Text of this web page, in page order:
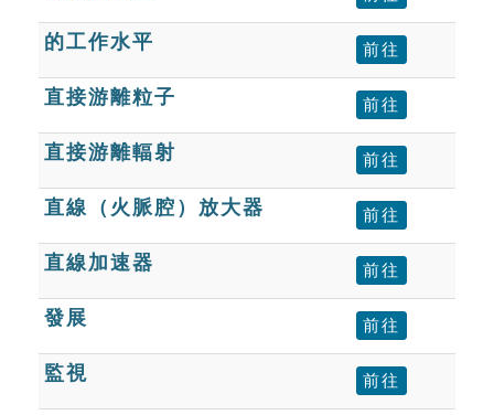
教學應用
貓頭鷹博士
的工作水平 前往
直接游離粒子 前往
直接游離輻射 前往
直線（火脈腔）放大器 前往
直線加速器 前往
發展 前往
監視 前往